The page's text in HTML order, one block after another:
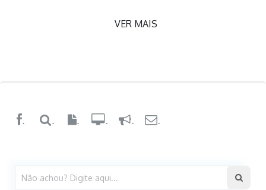
VER MAIS
. . . . . .